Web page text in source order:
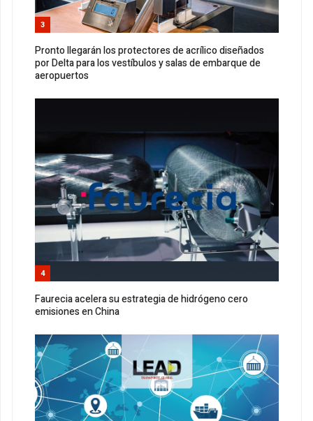
3
Pronto llegarán los protectores de acrílico diseñados
por Delta para los vestíbulos y salas de embarque de
aeropuertos
4
Faurecia acelera su estrategia de hidrógeno cero
emisiones en China